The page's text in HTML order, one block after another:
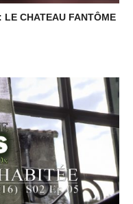
CHATEAU FANTÔME